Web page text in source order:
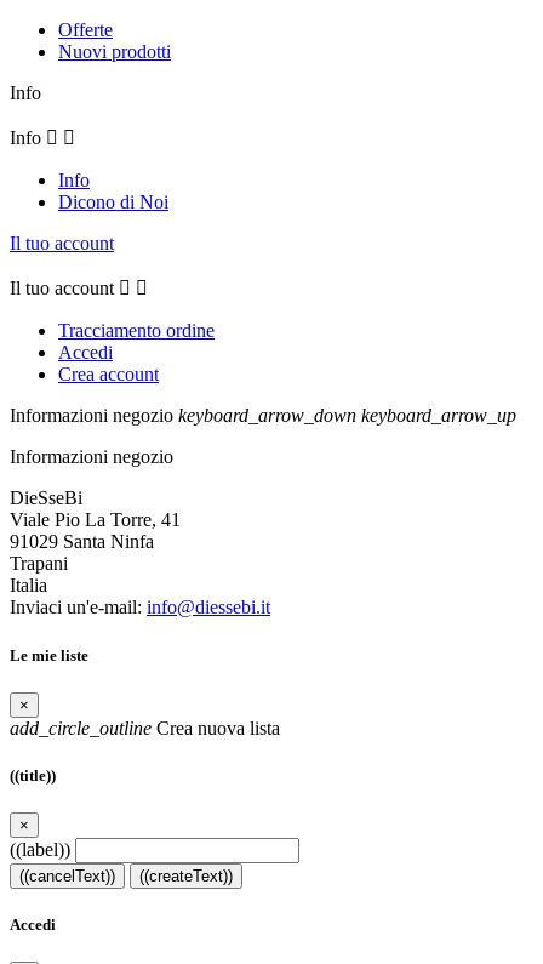
Offerte
Nuovi prodotti
Info
Info  
Info
Dicono di Noi
Il tuo account
Il tuo account  
Tracciamento ordine
Accedi
Crea account
Informazioni negozio keyboard_arrow_down keyboard_arrow_up
Informazioni negozio
DieSseBi
Viale Pio La Torre, 41
91029 Santa Ninfa
Trapani
Italia
Inviaci un'e-mail: info@diessebi.it
Le mie liste
×
add_circle_outline Crea nuova lista
((title))
×
((label))
((cancelText)) ((createText))
Accedi